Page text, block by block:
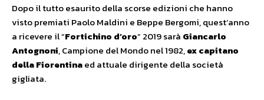
Dopo il tutto esaurito della scorse edizioni che hanno
visto premiati Paolo Maldini e Beppe Bergomi, quest’anno
a ricevere il “Fortichino d’oro” 2019 sarà Giancarlo
Antognoni, Campione del Mondo nel 1982,ex capitano
della Fiorentinaed attuale dirigente della società
gigliata.